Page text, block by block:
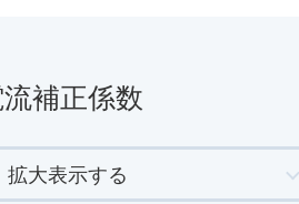
補正係数
拡大表示する